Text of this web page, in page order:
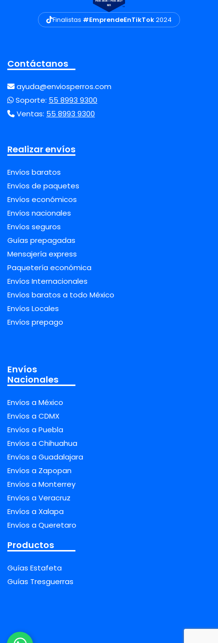
Finalistas #EmprendeEnTikTok2024
Contáctanos
ayuda@enviosperros.com
Soporte: 55 8993 9300
Ventas: 55 8993 9300
Realizar envíos
Envíos baratos
Envíos de paquetes
Envíos económicos
Envíos nacionales
Envíos seguros
Guías prepagadas
Mensajería express
Paquetería económica
Envíos Internacionales
Envíos baratos a todo México
Envíos Locales
Envíos prepago
Envíos
Nacionales
Envíos a México
Envíos a CDMX
Envíos a Puebla
Envíos a Chihuahua
Envíos a Guadalajara
Envíos a Zapopan
Envíos a Monterrey
Envíos a Veracruz
Envíos a Xalapa
Envíos a Queretaro
Productos
Guías Estafeta
Guías Tresguerras